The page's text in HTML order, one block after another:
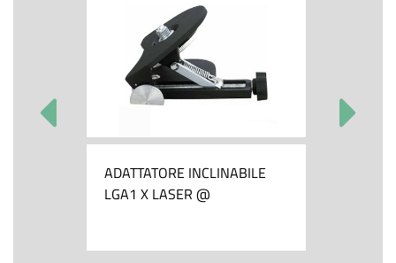
ADATTATORE INCLINABILE
LGA1 X LASER @